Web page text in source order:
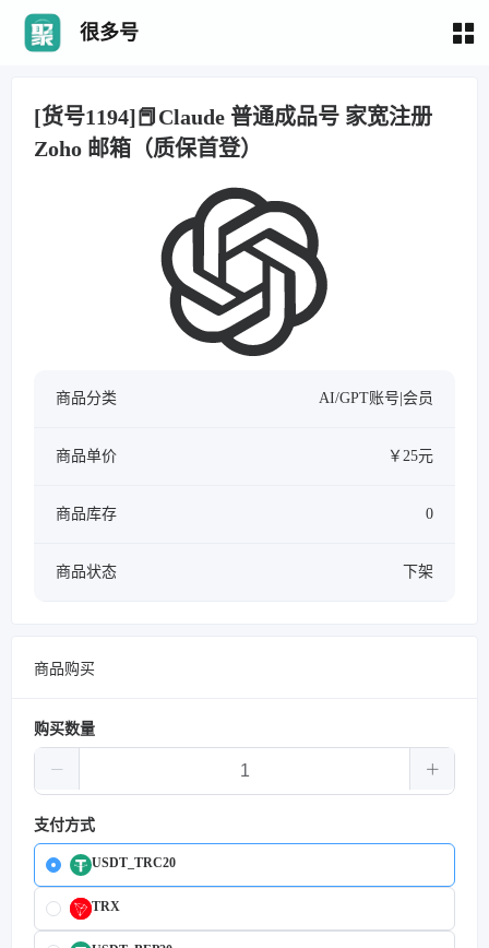
很多号
[货号1194]📕Claude 普通成品号 家宽注册
Zoho 邮箱（质保首登）
商品分类 AI/GPT账号|会员
商品单价 ￥25元
商品库存 0
商品状态 下架
商品购买
购买数量
支付方式
USDT_TRC20
TRX